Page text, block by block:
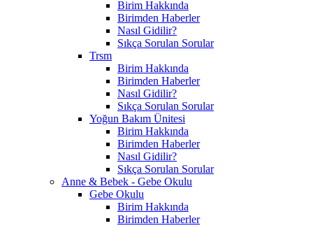
Birim Hakkında
Birimden Haberler
Nasıl Gidilir?
Sıkça Sorulan Sorular
Trsm
Birim Hakkında
Birimden Haberler
Nasıl Gidilir?
Sıkça Sorulan Sorular
Yoğun Bakım Ünitesi
Birim Hakkında
Birimden Haberler
Nasıl Gidilir?
Sıkça Sorulan Sorular
Anne & Bebek - Gebe Okulu
Gebe Okulu
Birim Hakkında
Birimden Haberler